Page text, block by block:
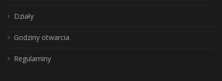
Działy
Godziny otwarcia
Regulaminy